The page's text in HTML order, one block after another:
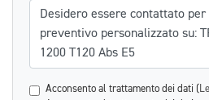
Messaggio
Acconsento al trattamento dei dati (